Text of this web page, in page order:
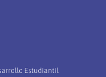
Estudiantil